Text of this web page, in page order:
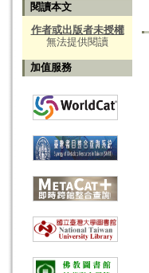
閱讀本文
作者或出版者未授權
無法提供閱讀
加值服務